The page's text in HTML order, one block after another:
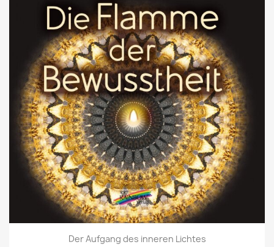
Der Aufgang des inneren Lichtes